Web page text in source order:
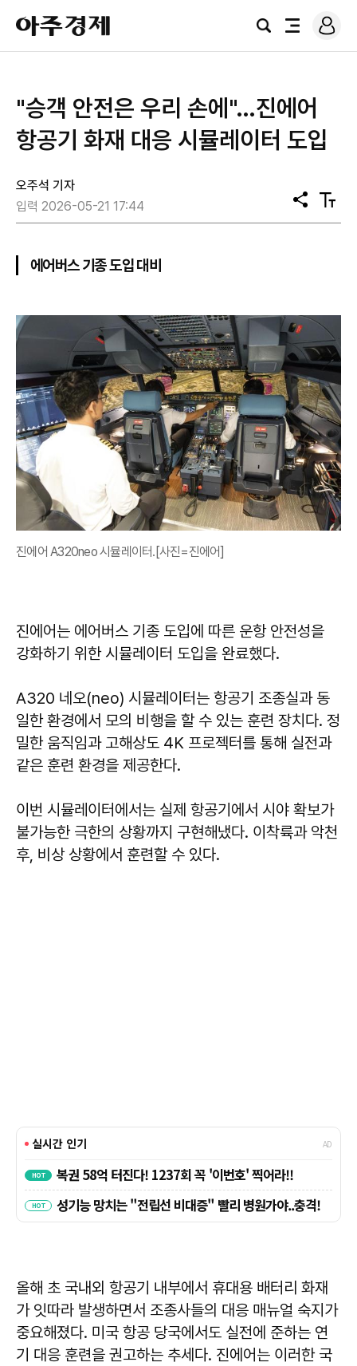
아
주
경
검
전
로
그
"승객 안전은 우리 손에"…진에어
항공기 화재 대응 시뮬레이터 도입
오주석 기자
입력 2026-05-21 17:44
공
유
텍
스
에어버스 기종 도입 대비
진에어 A320neo 시뮬레이터.[사진=진에어]
진에어는 에어버스 기종 도입에 따른 운항 안전성을
강화하기 위한 시뮬레이터 도입을 완료했다.
A320 네오(neo) 시뮬레이터는 항공기 조종실과 동
일한 환경에서 모의 비행을 할 수 있는 훈련 장치다. 정
밀한 움직임과 고해상도 4K 프로젝터를 통해 실전과
같은 훈련 환경을 제공한다.
이번 시뮬레이터에서는 실제 항공기에서 시야 확보가
불가능한 극한의 상황까지 구현해냈다. 이착륙과 악천
후, 비상 상황에서 훈련할 수 있다.
올해 초 국내외 항공기 내부에서 휴대용 배터리 화재
가 잇따라 발생하면서 조종사들의 대응 매뉴얼 숙지가
중요해졌다. 미국 항공 당국에서도 실전에 준하는 연
기 대응 훈련을 권고하는 추세다. 진에어는 이러한 국